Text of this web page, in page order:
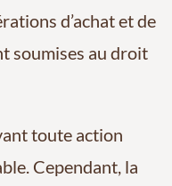
d’achat et de
soumises au droit
toute action
Cependant, la